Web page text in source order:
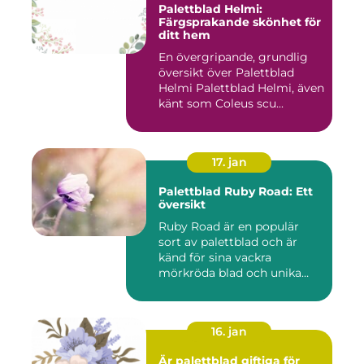
Palettblad Helmi:
Färgsprakande skönhet för
ditt hem
En övergripande, grundlig
översikt över Palettblad
Helmi Palettblad Helmi, även
känt som Coleus scu...
17. jan
Palettblad Ruby Road: Ett
översikt
Ruby Road är en populär
sort av palettblad och är
känd för sina vackra
mörkröda blad och unika
16. jan
Är palettblad giftiga för